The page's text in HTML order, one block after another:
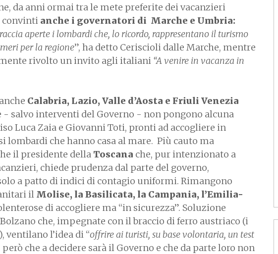
da anni ormai tra le mete preferite dei vacanzieri
convinti anche i governatori di Marche e Umbria:
aperte i lombardi che, lo ricordo, rappresentano il turismo
per la regione”, ha detto Ceriscioli dalle Marche, mentre
rivolto un invito agli italiani “A venire in vacanza in
Calabria, Lazio, Valle d’Aosta e Friuli Venezia
- salvo interventi del Governo - non pongono alcuna
Luca Zaia e Giovanni Toti, pronti ad accogliere in
lombardi che hanno casa al mare. Più cauto ma
il presidente della Toscana che, pur intenzionato a
chiede prudenza dal parte del governo,
a patto di indici di contagio uniformi. Rimangono
il Molise, la Basilicata, la Campania, l’Emilia-
di accogliere ma “in sicurezza”. Soluzione
che, impegnate con il braccio di ferro austriaco (i
l’idea di “offrire ai turisti, su base volontaria, un test
che a decidere sarà il Governo e che da parte loro non